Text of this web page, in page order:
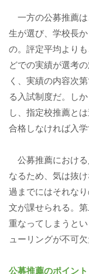
一方の公募推薦
生が選び、学校長
の。評定平均より
どでの実績が選考
く、実績の内容次
る入試制度だ。し
し、指定校推薦と
合格しなければ入学
公募推薦における
なるため、気は抜
過までにはそれな
文が課せられる。
重なってしまうと
ューリングが不可欠
公募推薦のポイント